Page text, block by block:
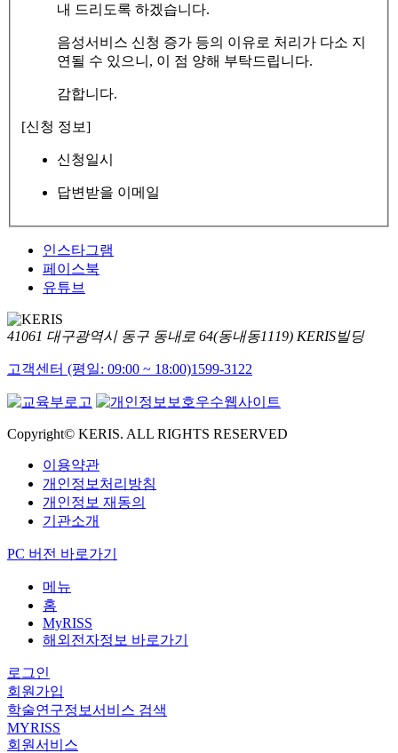
내 드리도록 하겠습니다.
음성서비스 신청 증가 등의 이유로 처리가 다소 지
연될 수 있으니, 이 점 양해 부탁드립니다.
감합니다.
[신청 정보]
신청일시
답변받을 이메일
인스타그램
페이스북
유튜브
41061 대구광역시 동구 동내로 64(동내동1119) KERIS빌딩
고객센터 (평일: 09:00 ~ 18:00)1599-3122
Copyright© KERIS. ALL RIGHTS RESERVED
이용약관
개인정보처리방침
개인정보 재동의
기관소개
PC 버전 바로가기
메뉴
홈
MyRISS
해외전자정보 바로가기
로그인
회원가입
학술연구정보서비스 검색
MYRISS
회원서비스